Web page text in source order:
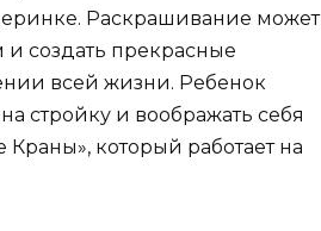
Раскрашивание может
создать прекрасные
всей жизни. Ребенок
стройку и воображать себя
который работает на